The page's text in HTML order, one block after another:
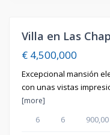
Villa en Las
€ 4,500,000
Excepcional mansión
con unas vistas
[more]
6 6